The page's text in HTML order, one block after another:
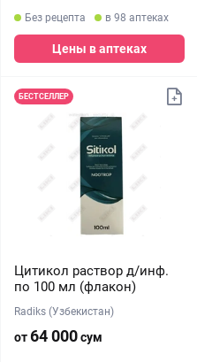
Без рецепта в 98 аптеках
Цены в аптеках
БЕСТСЕЛЛЕР
Цитикол раствор д/инф.
по 100 мл (флакон)
Radiks (Узбекистан)
от64 000сум